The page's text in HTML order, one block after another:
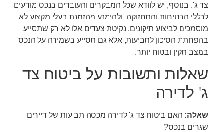
צד ג'. בנוסף, יש לוודא שכל המבקרים והעובדים בנכס מודעים
לכללי הבטיחות והתחזוקה, ולהימנע מהזמנת בעלי מקצוע לא
מוסמכים לביצוע תיקונים. נקיטת צעדים אלו לא רק שתסייע
בהפחתת הסיכון לתביעות, אלא גם תסייע בשמירה על הנכס
במצב תקין ובטוח יותר.
שאלות ותשובות על ביטוח צד
ג' לדירה
שאלה:האם ביטוח צד ג' לדירה מכסה תביעות של דיירים
שגרים בנכס?